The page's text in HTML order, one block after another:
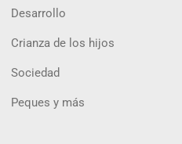
Desarrollo
Crianza de los hijos
Sociedad
Peques y más